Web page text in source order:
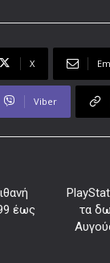
X
Viber
έως
τα